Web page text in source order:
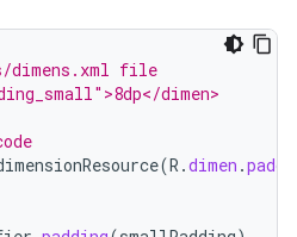
file
dimen>
(R .dimen .